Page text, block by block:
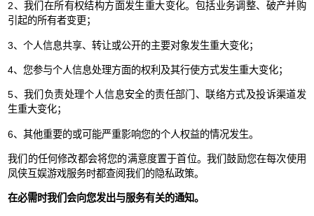
2、我们在所有权结构方面发生重大变化。包括业务调整、破产并购
引起的所有者变更；
3、个人信息共享、转让或公开的主要对象发生重大变化；
4、您参与个人信息处理方面的权利及其行使方式发生重大变化；
5、我们负责处理个人信息安全的责任部门、联络方式及投诉渠道发
生重大变化；
6、其他重要的或可能严重影响您的个人权益的情况发生。
我们的任何修改都会将您的满意度置于首位。我们鼓励您在每次使用
凤侠互娱游戏服务时都查阅我们的隐私政策。
在必需时我们会向您发出与服务有关的通知。